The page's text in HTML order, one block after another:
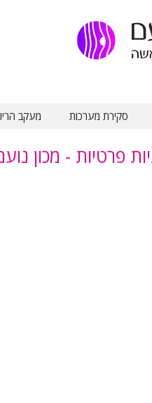
סקירת מערכות מעקב
פרטיות - מכון